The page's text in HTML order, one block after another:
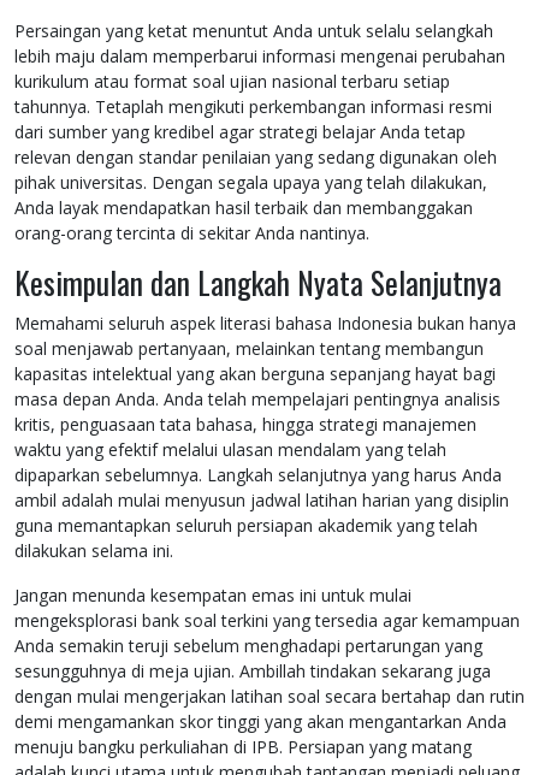
Persaingan yang ketat menuntut Anda untuk selalu selangkah
lebih maju dalam memperbarui informasi mengenai perubahan
kurikulum atau format soal ujian nasional terbaru setiap
tahunnya. Tetaplah mengikuti perkembangan informasi resmi
dari sumber yang kredibel agar strategi belajar Anda tetap
relevan dengan standar penilaian yang sedang digunakan oleh
pihak universitas. Dengan segala upaya yang telah dilakukan,
Anda layak mendapatkan hasil terbaik dan membanggakan
orang-orang tercinta di sekitar Anda nantinya.
Kesimpulan dan Langkah Nyata Selanjutnya
Memahami seluruh aspek literasi bahasa Indonesia bukan hanya
soal menjawab pertanyaan, melainkan tentang membangun
kapasitas intelektual yang akan berguna sepanjang hayat bagi
masa depan Anda. Anda telah mempelajari pentingnya analisis
kritis, penguasaan tata bahasa, hingga strategi manajemen
waktu yang efektif melalui ulasan mendalam yang telah
dipaparkan sebelumnya. Langkah selanjutnya yang harus Anda
ambil adalah mulai menyusun jadwal latihan harian yang disiplin
guna memantapkan seluruh persiapan akademik yang telah
dilakukan selama ini.
Jangan menunda kesempatan emas ini untuk mulai
mengeksplorasi bank soal terkini yang tersedia agar kemampuan
Anda semakin teruji sebelum menghadapi pertarungan yang
sesungguhnya di meja ujian. Ambillah tindakan sekarang juga
dengan mulai mengerjakan latihan soal secara bertahap dan rutin
demi mengamankan skor tinggi yang akan mengantarkan Anda
menuju bangku perkuliahan di IPB. Persiapan yang matang